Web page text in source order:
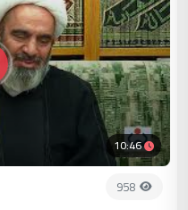
10:46
958